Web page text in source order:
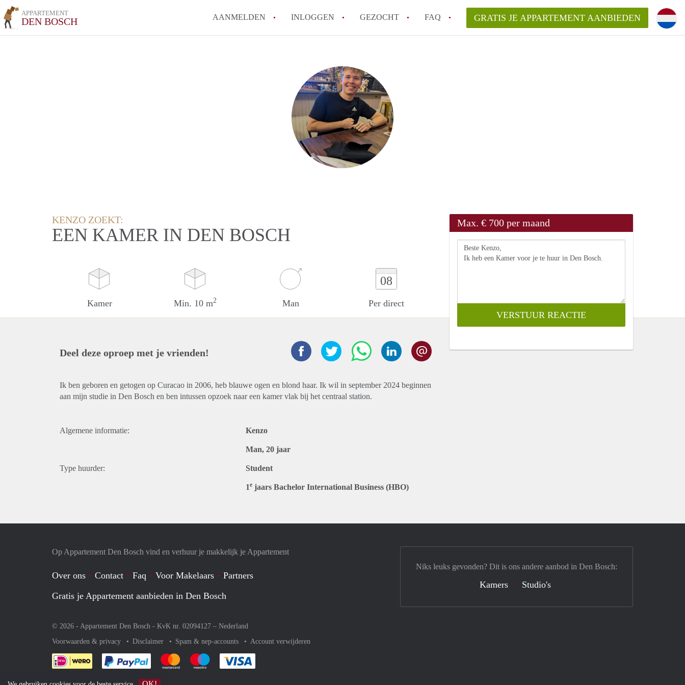
APPARTEMENT
DEN BOSCH AANMELDEN INLOGGEN GEZOCHT FAQ
How to translate AppartementDenBosch!
Wat is AppartementDenBosch?
Hoeveel kost het om te reageren op een Appartement in Den Bosch?
Wat is de privacyverklaring van AppartementDenBosch?
Berekent AppartementDenBosch
makelaarsvergoeding/bemiddelingsvergoeding?
Alle veelgestelde vragen
GRATIS JE APPARTEMENT AANBIEDEN
KENZO ZOEKT:
EEN KAMER IN DEN BOSCH
Kamer Min. 10 m2 Man
08
Per direct
Max. € 700 per maand
Deel deze oproep met je vrienden!
Ik ben geboren en getogen op Curacao in 2006, heb blauwe ogen en blond haar. Ik wil in september 2024 beginnen
aan mijn studie in Den Bosch en ben intussen opzoek naar een kamer vlak bij het centraal station.
Algemene informatie: Kenzo
Man, 20 jaar
Type huurder: Student
1e jaars Bachelor International Business (HBO)
Op Appartement Den Bosch vind en verhuur je makkelijk je Appartement
Over ons Contact Faq Voor Makelaars
Partners
Gratis je Appartement aanbieden in Den Bosch
© 2026 - Appartement Den Bosch - KvK nr. 02094127 – Nederland
Voorwaarden & privacy
Disclaimer Spam & nep-accounts Account verwijderen
Je rekent gemakkelijk af met Paypal
Je rekent gemakkelijk af met Mastercard
Je rekent gemakkelijk af met Meastro
Niks leuks gevonden? Dit is ons andere aanbod in Den Bosch:
Kamers Studio's